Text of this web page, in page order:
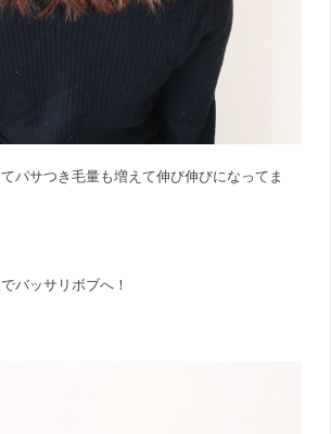
パサつき毛量も増えて伸び伸びになってま
バッサリボブへ！